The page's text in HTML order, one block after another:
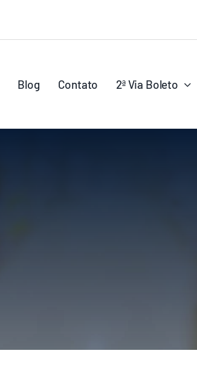
Blog Contato 2ª Via Boleto